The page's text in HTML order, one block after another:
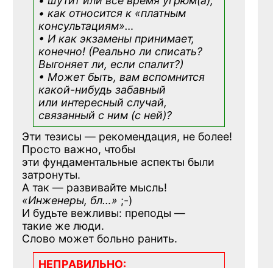
• как относится к «платным
консультациям»…
• И как экзамены принимает,
конечно! (Реально ли списать?
Выгоняет ли, если спалит?)
• Может быть, вам вспомнится
какой-нибудь забавный
или интересный случай,
связанный с ним (с ней)?
Эти тезисы — рекомендация, не более!
Просто важно, чтобы
эти фундаментальные аспекты были
затронуты.
А так — развивайте мысль!
«Инженеры, бл…» ;-)
И будьте вежливы: преподы —
такие же люди.
Слово может больно ранить.
НЕПРАВИЛЬНО: